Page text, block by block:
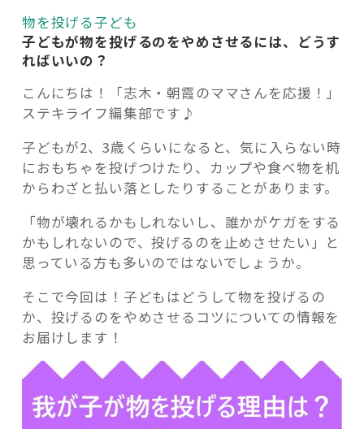
これからの暮らし 住み替え相談
記事検索
物を投げる子ども
子どもが物を投げるのをやめさせるには、どうす
ればいいの？
こんにちは！「志木・朝霞のママさんを応援！」
ステキライフ編集部です♪
子どもが2、3歳くらいになると、気に入らない時
におもちゃを投げつけたり、カップや食べ物を机
からわざと払い落としたりすることがあります。
「物が壊れるかもしれないし、誰かがケガをする
かもしれないので、投げるのを止めさせたい」と
思っている方も多いのではないでしょうか。
そこで今回は！子どもはどうして物を投げるの
か、投げるのをやめさせるコツについての情報を
お届けします！